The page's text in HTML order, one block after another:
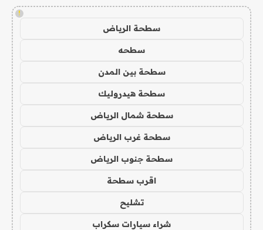
!
سطحة الرياض
سطحه
سطحة بين المدن
سطحة هيدروليك
سطحة شمال الرياض
سطحة غرب الرياض
سطحة جنوب الرياض
اقرب سطحة
تشليح
شراء سيارات سكراب